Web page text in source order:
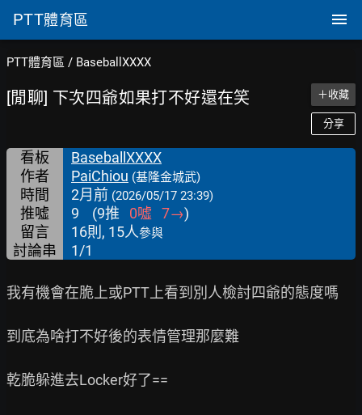
PTT體育區
PTT體育區 / BaseballXXXX
[閒聊] 下次四爺如果打不好還在笑 ＋收藏
分享
看板
BaseballXXXX
作者
PaiChiou (基隆金城武)
時間 2月前 (2026/05/17 23:39)
推噓 9 (9推 0噓 7→)
留言
16則, 15人參與
討論串 1/1
我有機會在脆上或PTT上看到別人檢討四爺的態度嗎
到底為啥打不好後的表情管理那麼難
乾脆躲進去Locker好了==